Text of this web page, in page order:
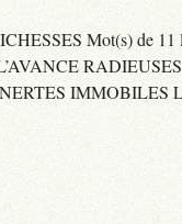
Mot(s) de
IMMOBILES